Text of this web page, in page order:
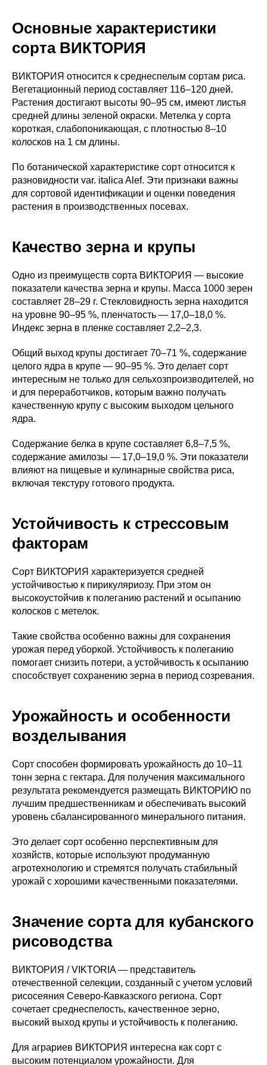
Основные характеристики
сорта ВИКТОРИЯ
ВИКТОРИЯ относится к среднеспелым сортам риса.
Вегетационный период составляет 116–120 дней.
Растения достигают высоты 90–95 см, имеют листья
средней длины зеленой окраски. Метелка у сорта
короткая, слабопоникающая, с плотностью 8–10
колосков на 1 см длины.
По ботанической характеристике сорт относится к
разновидности var. italica Alef. Эти признаки важны
для сортовой идентификации и оценки поведения
растения в производственных посевах.
Качество зерна и крупы
Одно из преимуществ сорта ВИКТОРИЯ — высокие
показатели качества зерна и крупы. Масса 1000 зерен
составляет 28–29 г. Стекловидность зерна находится
на уровне 90–95 %, пленчатость — 17,0–18,0 %.
Индекс зерна в пленке составляет 2,2–2,3.
Общий выход крупы достигает 70–71 %, содержание
целого ядра в крупе — 90–95 %. Это делает сорт
интересным не только для сельхозпроизводителей, но
и для переработчиков, которым важно получать
качественную крупу с высоким выходом цельного
ядра.
Содержание белка в крупе составляет 6,8–7,5 %,
содержание амилозы — 17,0–19,0 %. Эти показатели
влияют на пищевые и кулинарные свойства риса,
включая текстуру готового продукта.
Устойчивость к стрессовым
факторам
Сорт ВИКТОРИЯ характеризуется средней
устойчивостью к пирикуляриозу. При этом он
высокоустойчив к полеганию растений и осыпанию
колосков с метелок.
Такие свойства особенно важны для сохранения
урожая перед уборкой. Устойчивость к полеганию
помогает снизить потери, а устойчивость к осыпанию
способствует сохранению зерна в период созревания.
Урожайность и особенности
возделывания
Сорт способен формировать урожайность до 10–11
тонн зерна с гектара. Для получения максимального
результата рекомендуется размещать ВИКТОРИЮ по
лучшим предшественникам и обеспечивать высокий
уровень сбалансированного минерального питания.
Это делает сорт особенно перспективным для
хозяйств, которые используют продуманную
агротехнологию и стремятся получать стабильный
урожай с хорошими качественными показателями.
Значение сорта для кубанского
рисоводства
ВИКТОРИЯ / VIKTORIA — представитель
отечественной селекции, созданный с учетом условий
рисосеяния Северо-Кавказского региона. Сорт
сочетает среднеспелость, качественное зерно,
высокий выход крупы и устойчивость к полеганию.
Для аграриев ВИКТОРИЯ интересна как сорт с
высоким потенциалом урожайности. Для